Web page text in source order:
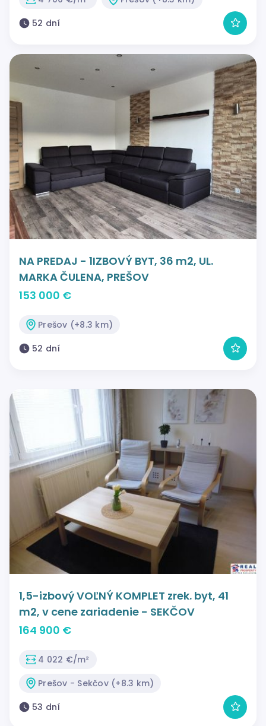
52 dní
NA PREDAJ - 1IZBOVÝ BYT, 36 m2, UL.
MARKA ČULENA, PREŠOV
153 000 €
Prešov (+8.3 km)
52 dní
1,5-izbový VOĽNÝ KOMPLET zrek. byt, 41
m2, v cene zariadenie - SEKČOV
164 900 €
4 022 €/m²
Prešov - Sekčov (+8.3 km)
53 dní